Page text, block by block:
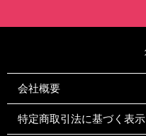
会社概要
特定商取引法に基づく表示